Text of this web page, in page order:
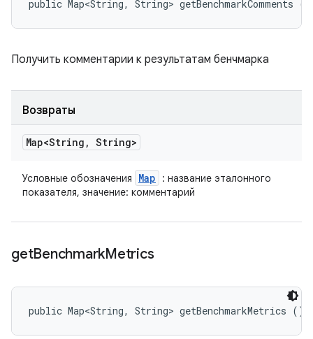
public Map<String, String> getBenchmarkComments ()
Получить комментарии к результатам бенчмарка
Возвраты
Map<String , String>
Условные обозначения Map
: название эталонного
показателя, значение: комментарий
getBenchmarkMetrics
public Map<String, String> getBenchmarkMetrics ()